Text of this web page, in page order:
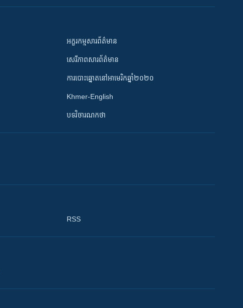
អក្ខរកម្មសារព័ត៌មាន
សេរីភាពសារព័ត៌មាន
ការបោះឆ្នោតនៅអាមេរិកឆ្នាំ២០២០
Khmer-English
បទវិចារណកថា
RSS